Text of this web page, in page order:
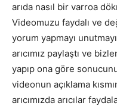
arıda nasıl bir varroa
Videomuzu faydalı ve
yorum yapmayı
arıcımız paylaştı ve
yapıp ona göre
videonun açıklama
arıcımızda arıcılar